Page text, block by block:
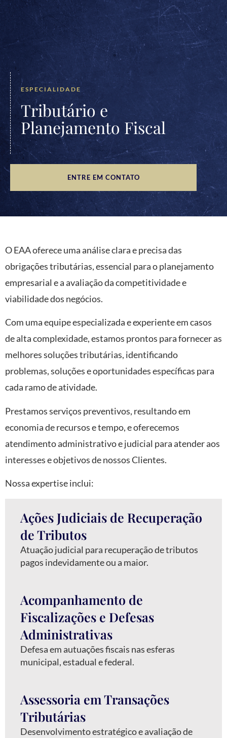
ESPECIALIDADE
Tributário e
Planejamento Fiscal
ENTRE EM CONTATO
O EAA oferece uma análise clara e precisa das
obrigações tributárias, essencial para o planejamento
empresarial e a avaliação da competitividade e
viabilidade dos negócios.
Com uma equipe especializada e experiente em casos
de alta complexidade, estamos prontos para fornecer as
melhores soluções tributárias, identificando
problemas, soluções e oportunidades específicas para
cada ramo de atividade.
Prestamos serviços preventivos, resultando em
economia de recursos e tempo, e oferecemos
atendimento administrativo e judicial para atender aos
interesses e objetivos de nossos Clientes.
Nossa expertise inclui:
Ações Judiciais de Recuperação
de Tributos
Atuação judicial para recuperação de tributos
pagos indevidamente ou a maior.
Acompanhamento de
Fiscalizações e Defesas
Administrativas
Defesa em autuações fiscais nas esferas
municipal, estadual e federal.
Assessoria em Transações
Tributárias
Desenvolvimento estratégico e avaliação de